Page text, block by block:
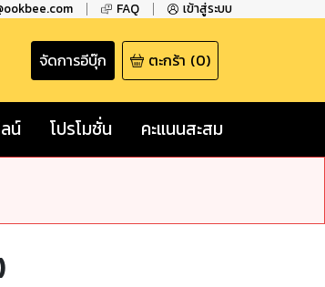
FAQ เข้าสู่ระบบ
จัดการอีบุ๊ก ตะกร้า (0)
น์ โปรโมชั่น คะแนนสะสม